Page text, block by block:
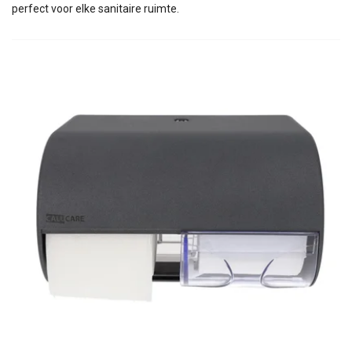
perfect voor elke sanitaire ruimte.